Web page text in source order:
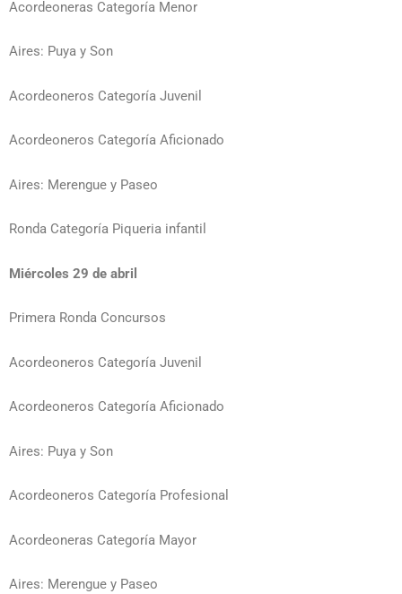
Acordeoneras Categoría Menor
Aires: Puya y Son
Acordeoneros Categoría Juvenil
Acordeoneros Categoría Aficionado
Aires: Merengue y Paseo
Ronda Categoría Piqueria infantil
Miércoles 29 de abril
Primera Ronda Concursos
Acordeoneros Categoría Juvenil
Acordeoneros Categoría Aficionado
Aires: Puya y Son
Acordeoneros Categoría Profesional
Acordeoneras Categoría Mayor
Aires: Merengue y Paseo